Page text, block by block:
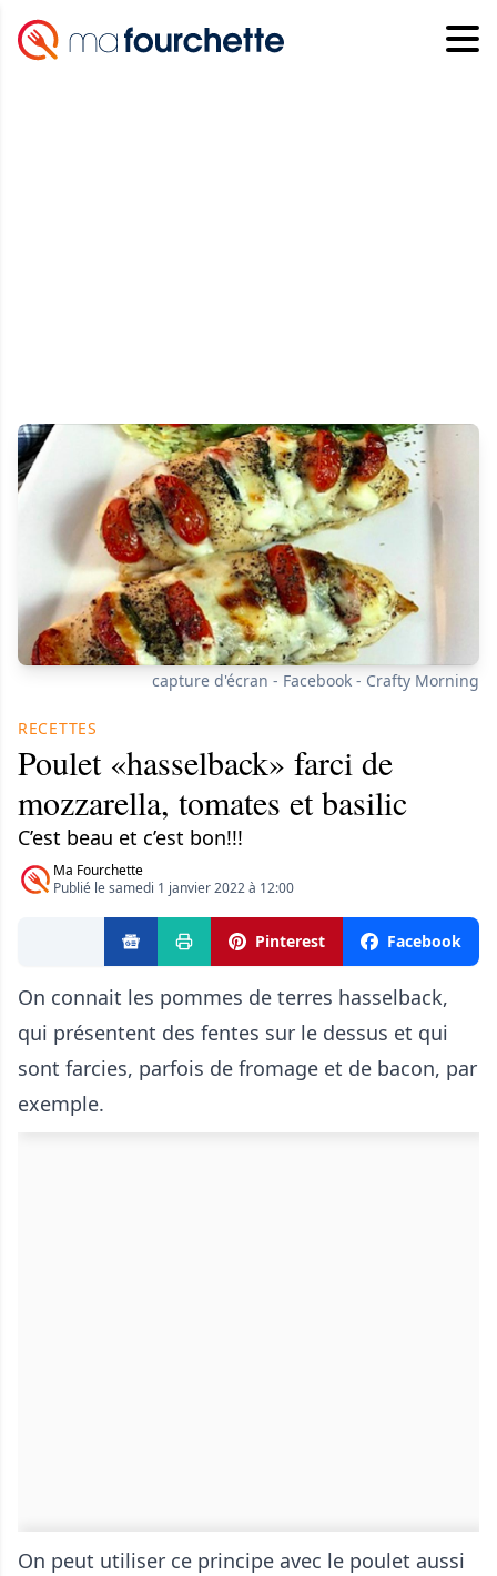
capture d'écran - Facebook - Crafty Morning
RECETTES
Poulet «hasselback» farci de
mozzarella, tomates et basilic
C’est beau et c’est bon!!!
Ma Fourchette
Publié le samedi 1 janvier 2022 à 12:00
Pinterest Facebook
On connait les pommes de terres hasselback,
qui présentent des fentes sur le dessus et qui
sont farcies, parfois de fromage et de bacon, par
exemple.
On peut utiliser ce principe avec le poulet aussi